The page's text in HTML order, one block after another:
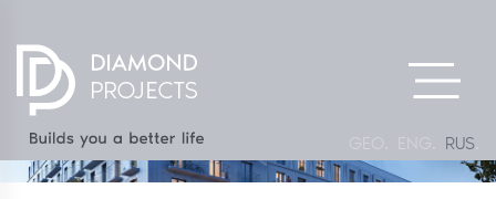
Главная
Проекты
RUS